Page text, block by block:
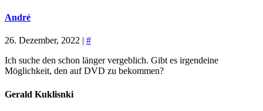
André
26. Dezember, 2022 | #
Ich suche den schon länger vergeblich. Gibt es irgendeine
Möglichkeit, den auf DVD zu bekommen?
Gerald Kuklisnki